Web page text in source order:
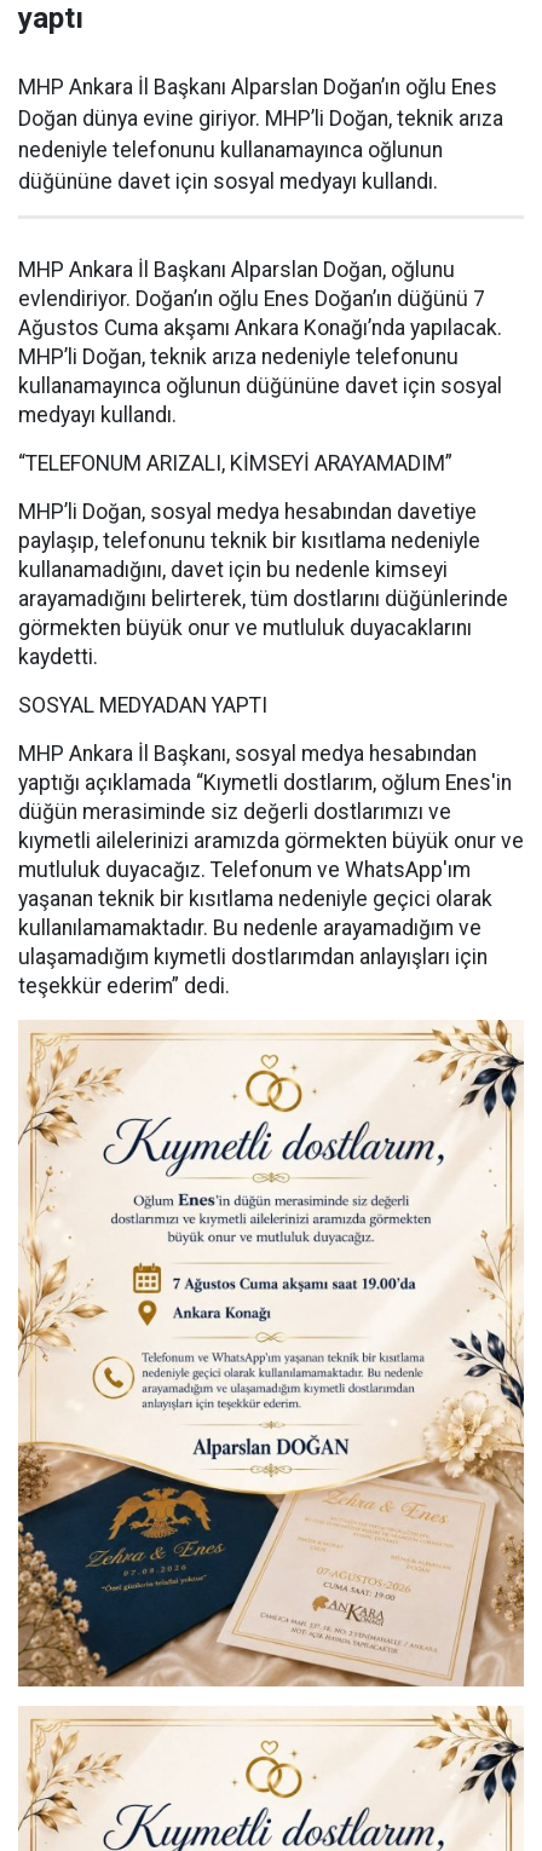
yaptı
MHP Ankara İl Başkanı Alparslan Doğan’ın oğlu Enes
Doğan dünya evine giriyor. MHP’li Doğan, teknik arıza
nedeniyle telefonunu kullanamayınca oğlunun
düğününe davet için sosyal medyayı kullandı.
MHP Ankara İl Başkanı Alparslan Doğan, oğlunu
evlendiriyor. Doğan’ın oğlu Enes Doğan’ın düğünü 7
Ağustos Cuma akşamı Ankara Konağı’nda yapılacak.
MHP’li Doğan, teknik arıza nedeniyle telefonunu
kullanamayınca oğlunun düğününe davet için sosyal
medyayı kullandı.
“TELEFONUM ARIZALI, KİMSEYİ ARAYAMADIM”
MHP’li Doğan, sosyal medya hesabından davetiye
paylaşıp, telefonunu teknik bir kısıtlama nedeniyle
kullanamadığını, davet için bu nedenle kimseyi
arayamadığını belirterek, tüm dostlarını düğünlerinde
görmekten büyük onur ve mutluluk duyacaklarını
kaydetti.
SOSYAL MEDYADAN YAPTI
MHP Ankara İl Başkanı, sosyal medya hesabından
yaptığı açıklamada “Kıymetli dostlarım, oğlum Enes'in
düğün merasiminde siz değerli dostlarımızı ve
kıymetli ailelerinizi aramızda görmekten büyük onur ve
mutluluk duyacağız. Telefonum ve WhatsApp'ım
yaşanan teknik bir kısıtlama nedeniyle geçici olarak
kullanılamamaktadır. Bu nedenle arayamadığım ve
ulaşamadığım kıymetli dostlarımdan anlayışları için
teşekkür ederim” dedi.